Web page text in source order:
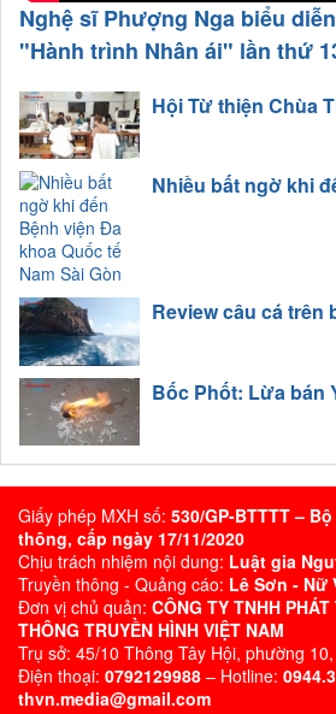
Nghệ sĩ Phượng Nga biểu
"Hành trình Nhân ái" lần thứ
Hội Từ thiện Chùa
Nhiều bất ngờ khi
Review câu cá trên
Bốc Phốt: Lừa bán
Giấy phép MXH số: 530/GP-BTTTT –
thông, cấp ngày 17/11/2020
Chịu trách nhiệm nội dung: Luật gia
Truyền thông - Quảng cáo: Lê Sơn - Nữ
Đơn vị chủ quản: CÔNG TY TNHH
THÔNG TRUYỀN HÌNH VIỆT NAM
Trụ sở: 45/10 Thông Tây Hội, phường
Điện thoại: 0792129988 – Hotline:
thvn.media@gmail.com